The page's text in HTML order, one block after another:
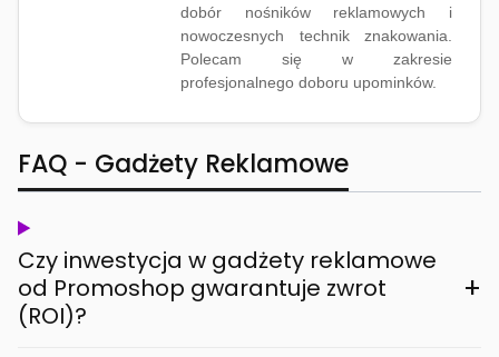
dobór nośników reklamowych i
nowoczesnych technik znakowania.
Polecam się w zakresie
profesjonalnego doboru upominków.
FAQ - Gadżety Reklamowe
Czy inwestycja w gadżety reklamowe
od Promoshop gwarantuje zwrot
(ROI)?
+